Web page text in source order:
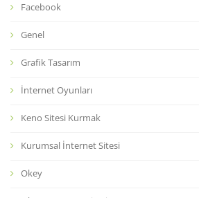
Facebook
Genel
Grafik Tasarım
İnternet Oyunları
Keno Sitesi Kurmak
Kurumsal İnternet Sitesi
Okey